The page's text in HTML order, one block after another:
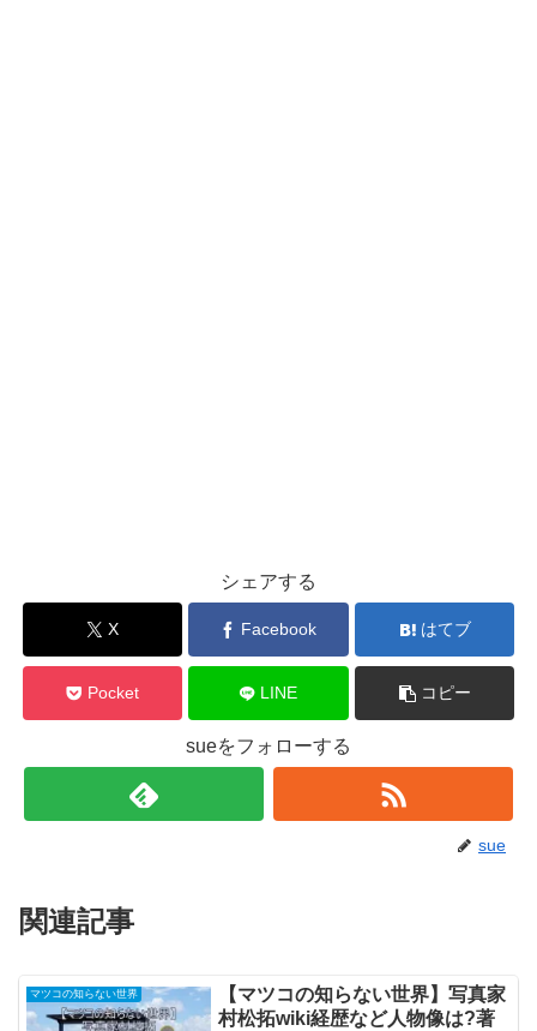
シェアする
X Facebook はてブ
Pocket LINE コピー
sueをフォローする
sue
関連記事
マツコの知らない世界
【マツコの知らない世界】写真家
村松拓wiki経歴など人物像は?著